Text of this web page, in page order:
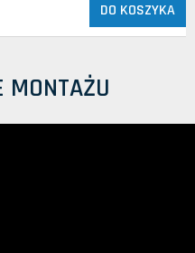
DO KOSZYKA
MONTAŻU